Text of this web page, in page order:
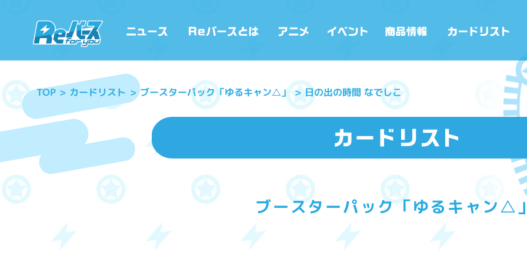
TOP カードリスト ブースターパック「ゆるキャン△」 日の出の時間 なでしこ
ブースターパック「ゆるキャン△